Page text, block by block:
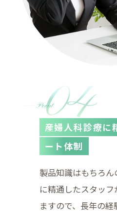
産婦人科診療に
ート体制
製品知識はもちろ
に精通したスタッ
ますので、長年の